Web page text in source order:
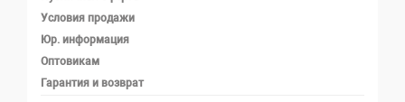
Условия продажи
Юр. информация
Оптовикам
Гарантия и возврат